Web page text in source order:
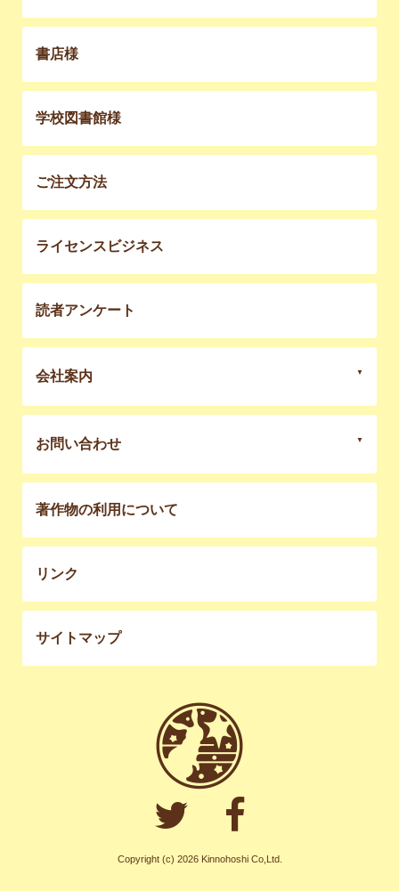
書店様
学校図書館様
ご注文方法
ライセンスビジネス
読者アンケート
会社案内
お問い合わせ
著作物の利用について
リンク
サイトマップ
Copyright (c) 2026 Kinnohoshi Co,Ltd.